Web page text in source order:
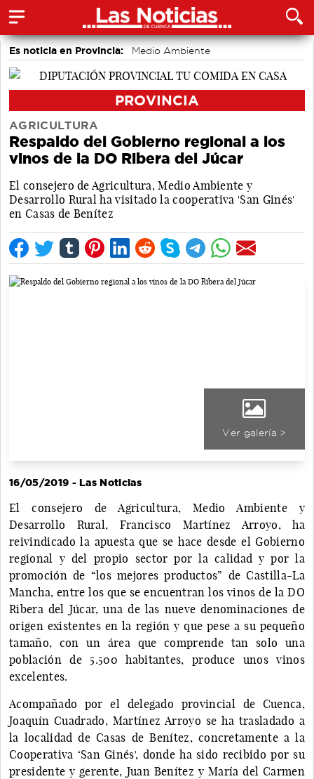
Es noticia en Provincia:
Medio Ambiente
accidentes laborales
PROVINCIA
AGRICULTURA
Respaldo del Gobierno regional a los
vinos de la DO Ribera del Júcar
El consejero de Agricultura, Medio Ambiente y
Desarrollo Rural ha visitado la cooperativa 'San Ginés'
en Casas de Benítez
Ver galería >
16/05/2019 - Las Noticias
El consejero de Agricultura, Medio Ambiente y
Desarrollo Rural, Francisco Martínez Arroyo, ha
reivindicado la apuesta que se hace desde el Gobierno
regional y del propio sector por la calidad y por la
promoción de “los mejores productos” de Castilla-La
Mancha, entre los que se encuentran los vinos de la DO
Ribera del Júcar, una de las nueve denominaciones de
origen existentes en la región y que pese a su pequeño
tamaño, con un área que comprende tan solo una
población de 5.500 habitantes, produce unos vinos
excelentes.
Acompañado por el delegado provincial de Cuenca,
Joaquín Cuadrado, Martínez Arroyo se ha trasladado a
la localidad de Casas de Benítez, concretamente a la
Cooperativa ‘San Ginés', donde ha sido recibido por su
presidente y gerente, Juan Benítez y María del Carmen